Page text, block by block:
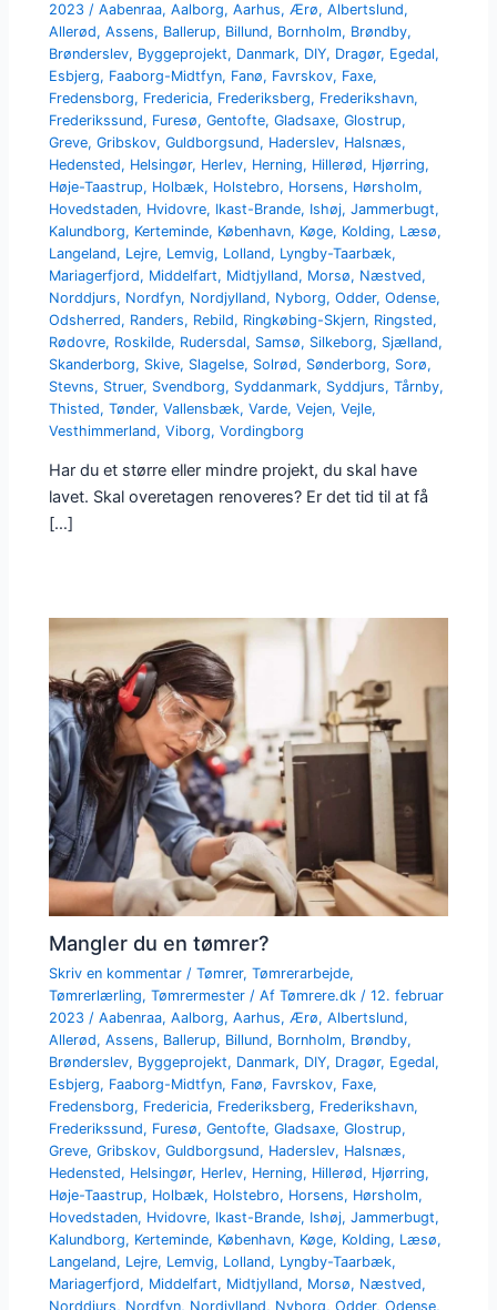
2023/Aabenraa,Aalborg,Aarhus,Ærø,Albertslund,
Allerød,Assens, Ballerup, Billund, Bornholm, Brøndby,
Brønderslev, Byggeprojekt, Danmark, DIY, Dragør, Egedal,
Esbjerg, Faaborg-Midtfyn, Fanø, Favrskov, Faxe,
Fredensborg, Fredericia, Frederiksberg, Frederikshavn,
Frederikssund, Furesø,Gentofte,Gladsaxe,Glostrup,
Greve,Gribskov,Guldborgsund, Haderslev, Halsnæs,
Hedensted, Helsingør, Herlev, Herning, Hillerød, Hjørring,
Høje-Taastrup, Holbæk, Holstebro, Horsens, Hørsholm,
Hovedstaden, Hvidovre, Ikast-Brande, Ishøj,Jammerbugt,
Kalundborg, Kerteminde, København, Køge, Kolding, Læsø,
Langeland, Lejre, Lemvig, Lolland, Lyngby-Taarbæk,
Mariagerfjord, Middelfart, Midtjylland, Morsø, Næstved,
Norddjurs, Nordfyn, Nordjylland, Nyborg,Odder,Odense,
Odsherred, Randers, Rebild, Ringkøbing-Skjern, Ringsted,
Rødovre, Roskilde, Rudersdal, Samsø, Silkeborg, Sjælland,
Skanderborg, Skive, Slagelse, Solrød, Sønderborg, Sorø,
Stevns, Struer, Svendborg, Syddanmark, Syddjurs,Tårnby,
Thisted,Tønder,Vallensbæk,Varde,Vejen,Vejle,
Vesthimmerland,Viborg,Vordingborg
Har du et større eller mindre projekt, du skal have
lavet. Skal overetagen renoveres? Er det tid til at få
[…]
Mangler du en tømrer?
Skriv en kommentar /Tømrer,Tømrerarbejde,
Tømrerlærling,Tømrermester / AfTømrere.dk /12. februar
2023 /Aabenraa,Aalborg,Aarhus, Ærø,Albertslund,
Allerød,Assens, Ballerup, Billund, Bornholm, Brøndby,
Brønderslev, Byggeprojekt, Danmark, DIY, Dragør, Egedal,
Esbjerg, Faaborg-Midtfyn, Fanø, Favrskov, Faxe,
Fredensborg, Fredericia, Frederiksberg, Frederikshavn,
Frederikssund, Furesø,Gentofte,Gladsaxe,Glostrup,
Greve,Gribskov,Guldborgsund, Haderslev, Halsnæs,
Hedensted, Helsingør, Herlev, Herning, Hillerød, Hjørring,
Høje-Taastrup, Holbæk, Holstebro, Horsens, Hørsholm,
Hovedstaden, Hvidovre, Ikast-Brande, Ishøj,Jammerbugt,
Kalundborg, Kerteminde, København, Køge, Kolding, Læsø,
Langeland, Lejre, Lemvig, Lolland, Lyngby-Taarbæk,
Mariagerfjord, Middelfart, Midtjylland, Morsø, Næstved,
Norddjurs, Nordfyn, Nordjylland, Nyborg,Odder,Odense,